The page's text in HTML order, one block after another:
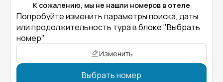
К сожалению, мы не нашли номеров в отеле
Попробуйте изменить параметры поиска, даты
или продолжительность тура в блоке "Выбрать
номер"
Изменить
Выбрать номер